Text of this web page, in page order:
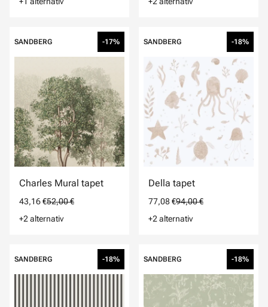
SANDBERG -17%
Charles Mural tapet
43,16 €52,00 €
+2 alternativ
SANDBERG -18%
Della tapet
77,08 €94,00 €
+2 alternativ
SANDBERG -18% SANDBERG -18%